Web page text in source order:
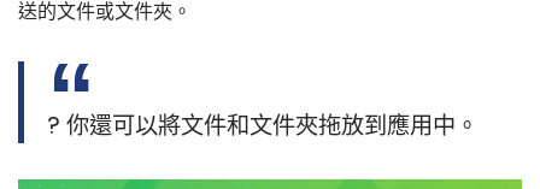
送的文件或文件夾。
? 你還可以將文件和文件夾拖放到應用中。